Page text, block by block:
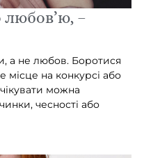
–
а не любов. Боротися
на конкурсі або
можна
чесності або